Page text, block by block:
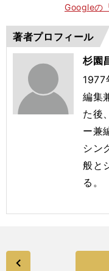
Googleの
著者プロフィール
杉園
1977
編集
た後
ー兼
シン
般と
る。